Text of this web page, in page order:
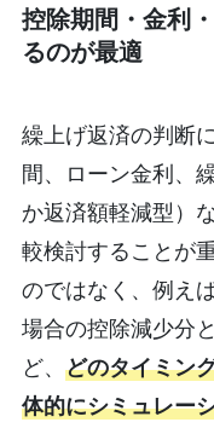
控除期間・金利
るのが最適
繰上げ返済の判断
間、ローン金利、
か返済額軽減型）
較検討することが
のではなく、例え
場合の控除減少分
ど、 どのタイミン
体的にシミュレー